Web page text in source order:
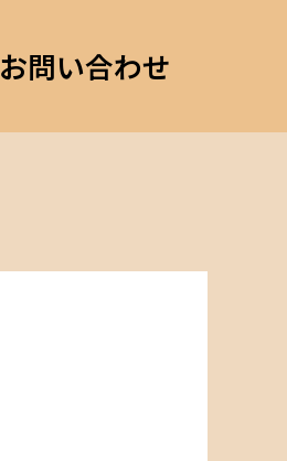
お問い合わせ